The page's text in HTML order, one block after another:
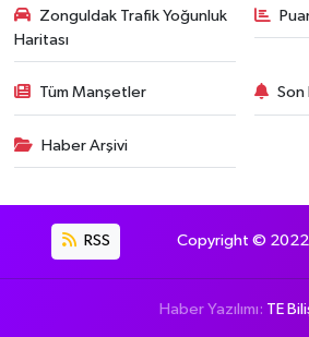
Zonguldak Trafik Yoğunluk
Haritası
Tüm Manşetler Son
Haber Arşivi
RSS Copyright © 2022.
Haber Yazılımı: TE